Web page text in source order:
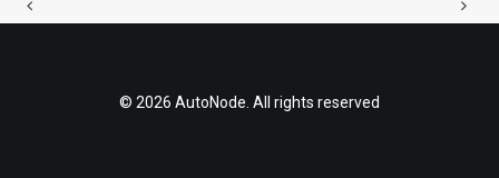
© 2026 AutoNode. All rights reserved